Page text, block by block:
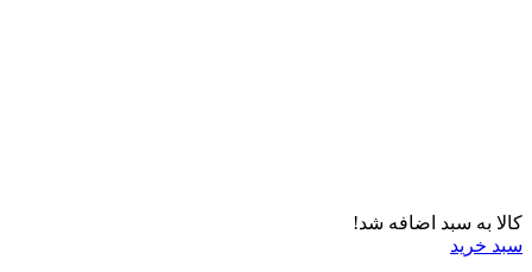
کالا به سبد اضافه شد!
سبد خرید